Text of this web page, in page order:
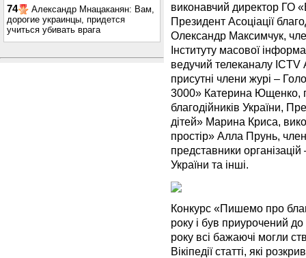
74
Александр Мнацаканян: Вам,
дорогие украинцы, придется
учиться убивать врага
виконавчий директор ГО
Президент Асоціації
Олександр Максимчук,
Інституту масової
ведучий телеканалу ICTV
присутні члени журі –
3000» Катерина Ющенко,
благодійників України,
дітей» Марина Криса,
простір» Алла Прунь,
представники організацій
України та інші.
Конкурс «Пишемо про
року і був приурочений
року всі бажаючі могли
Вікіпедії статті, які